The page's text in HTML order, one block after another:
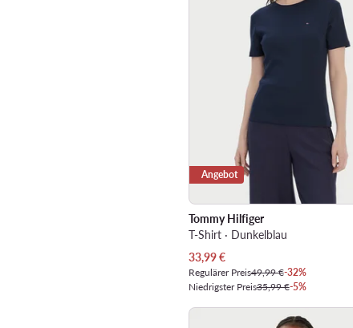
Angebot
Tommy Hilfiger
T-Shirt · Dunkelblau
Aktueller Preis
33,99€
Regulärer Preis49,99 €-32%
Niedrigster Preis35,99 €-5%